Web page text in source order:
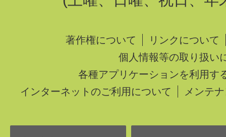
著作権について
リンクについて
個人情報等の取り扱い
各種アプリケーションを利用す
インターネットのご利用について
メンテ